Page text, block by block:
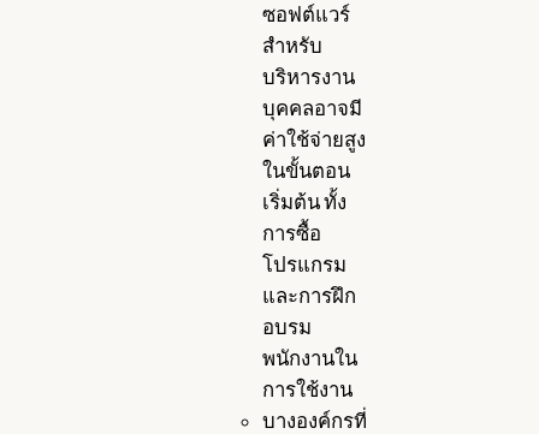
ซอฟต์แวร์
สำหรับ
บริหารงาน
บุคคลอาจมี
ค่าใช้จ่ายสูง
ในขั้นตอน
เริ่มต้น ทั้ง
การซื้อ
โปรแกรม
และการฝึก
อบรม
พนักงานใน
การใช้งาน
บางองค์กรที่